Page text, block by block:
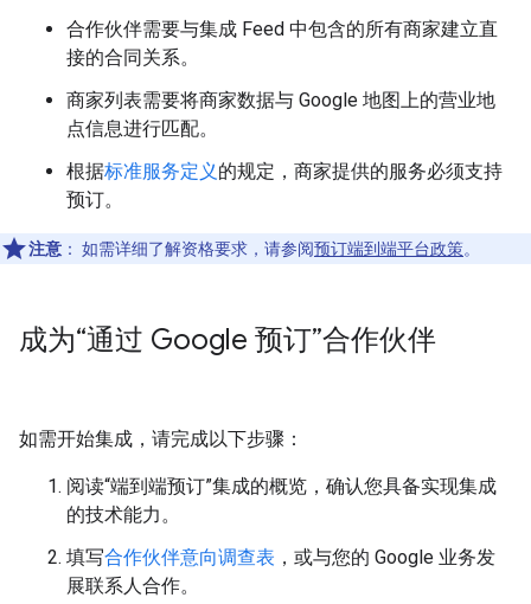
合作伙伴需要与集成 Feed 中包含的所有商家建立直
接的合同关系。
商家列表需要将商家数据与 Google 地图上的营业地
点信息进行匹配。
根据标准服务定义 的规定，商家提供的服务必须支持
预订。
注意 ： 如需详细了解资格要求，请参阅预订端到端平台政策。
成为“通过 Google 预订”合作伙伴
如需开始集成，请完成以下步骤：
阅读“端到端预订”集成的概览，确认您具备实现集成
的技术能力。
填写合作伙伴意向调查表 ，或与您的 Google 业务发
展联系人合作。